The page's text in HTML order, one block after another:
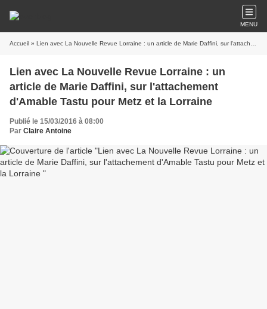
MENU
Accueil » Lien avec La Nouvelle Revue Lorraine : un article de Marie Daffini, sur l'attachement d'Amable Tastu pour Metz et la Lorraine
Lien avec La Nouvelle Revue Lorraine : un
article de Marie Daffini, sur l'attachement
d'Amable Tastu pour Metz et la Lorraine
Publié le 15/03/2016 à 08:00
Par Claire Antoine